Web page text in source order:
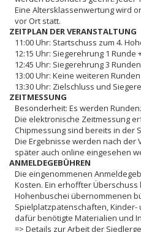
Eine Altersklassenwertung wird
vor Ort statt.
ZEITPLAN DER VERANSTALTUNG
11:00 Uhr: Startschuss zum 4.
12:15 Uhr: Siegerehrung 1 Runde
12:45 Uhr: Siegerehrung 3
13:00 Uhr: Keine weiteren
13:30 Uhr: Zielschluss und
ZEITMESSUNG
Besonderheit: Es werden
Die elektronische Zeitmessung
Chipmessung sind bereits in der
Die Ergebnisse werden nach
später auch online eingesehen
ANMELDEGEBÜHREN
Die eingenommenen
Kosten. Ein erhoffter
Hohenbuschei übernommenen
Spielplatzpatenschaften,
dafür benötigte Materialien und
=> Details zur Arbeit der